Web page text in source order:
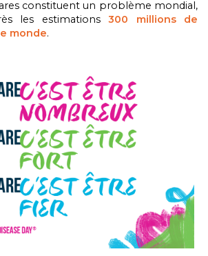
constituent un problème mondial,
les estimations300 millions de
monde.